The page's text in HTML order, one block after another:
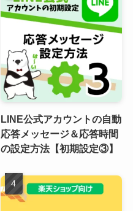
LINE公式アカウントの自動
応答メッセージ＆応答時間
の設定方法【初期設定③】